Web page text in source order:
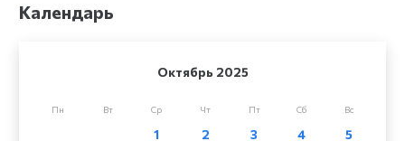
Календарь
Октябрь 2025
Пн Вт Ср Чт Пт Сб Вс
1 2 3 4
5